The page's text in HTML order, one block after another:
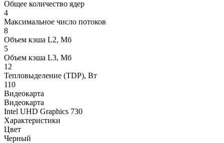
Общее количество ядер
4
Максимальное число потоков
8
Объем кэша L2, Мб
5
Объем кэша L3, Мб
12
Тепловыделение (TDP), Вт
110
Видеокарта
Видеокарта
Intel UHD Graphics 730
Характеристики
Цвет
Черный